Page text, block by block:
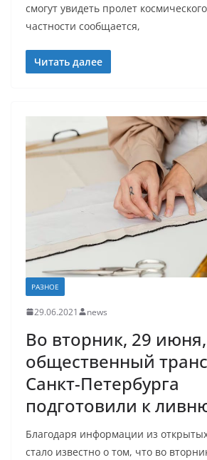
смогут увидеть пролет
частности сообщается,
Читать далее
РАЗНОЕ
29.06.2021 news
Во вторник, 29 июня,
общественный
Санкт-Петербурга
подготовили к
Благодаря информации из
стало известно о том, что во